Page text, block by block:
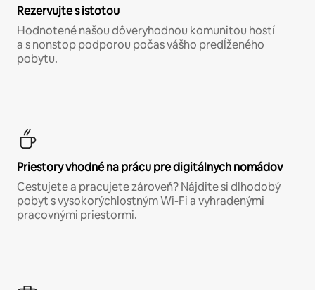
Rezervujte s istotou
Hodnotené našou dôveryhodnou komunitou hostí
a s nonstop podporou počas vášho predĺženého
pobytu.
Priestory vhodné na prácu pre digitálnych nomádov
Cestujete a pracujete zároveň? Nájdite si dlhodobý
pobyt s vysokorýchlostným Wi-Fi a vyhradenými
pracovnými priestormi.